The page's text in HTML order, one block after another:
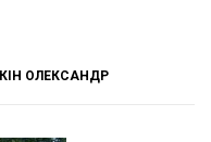
ОЛЕКСАНДР